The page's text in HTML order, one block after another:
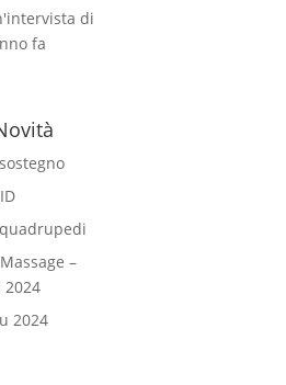
di
fa
–
2024
2024